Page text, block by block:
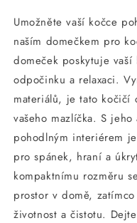
Umožněte vaší kočce
naším domečkem pro
domeček poskytuje
odpočinku a relaxaci.
materiálů, je tato kočičí
vašeho mazlíčka. S
pohodlným interiérem
pro spánek, hraní a
kompaktnímu rozměru
prostor v domě,
životnost a čistotu.